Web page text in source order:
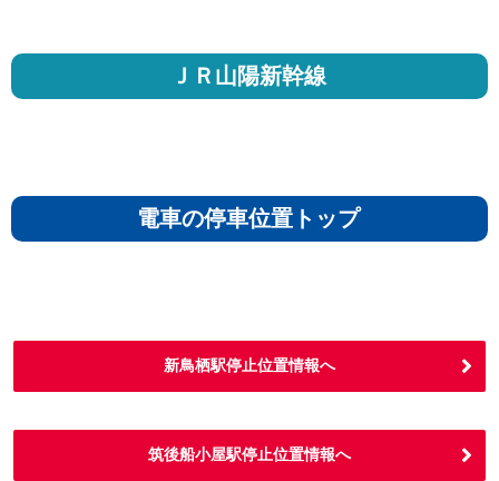
ＪＲ山陽新幹線
電車の停車位置トップ
新鳥栖駅停止位置情報へ
筑後船小屋駅停止位置情報へ